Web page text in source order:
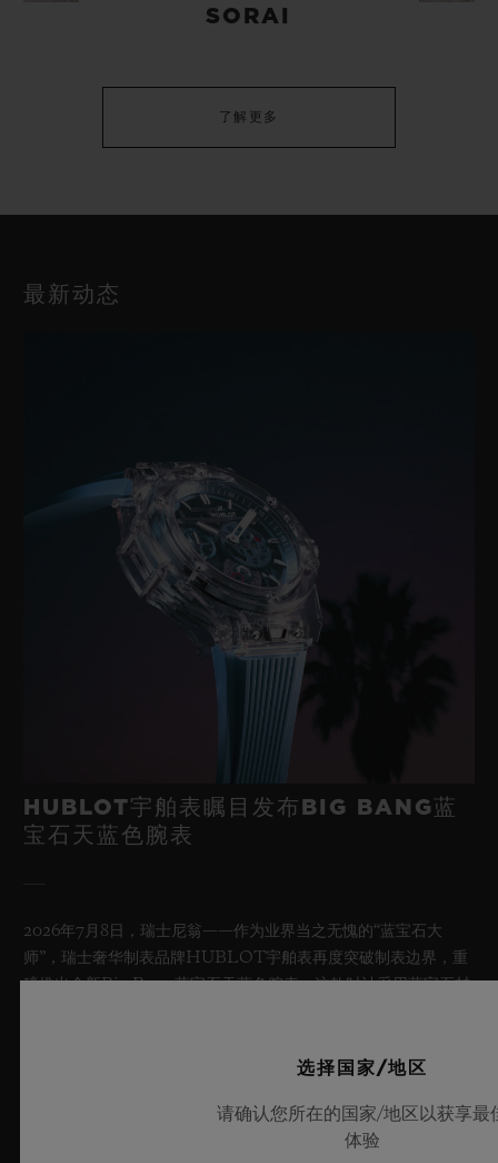
SORAI
了解更多
最新动态
HUBLOT宇舶表瞩目发布BIG BANG蓝
宝石天蓝色腕表
2026年7月8日，瑞士尼翁——作为业界当之无愧的“蓝宝石大
师”，瑞士奢华制表品牌HUBLOT宇舶表再度突破制表边界，重
磅推出全新Big Bang蓝宝石天蓝色腕表。这款时计采用蓝宝石材
出宇舶表在开创性材质应用与卓越设计领域的深厚造诣，将夏日晴
选择国家/地区
请确认您所在的国家/地区以获享最
体验